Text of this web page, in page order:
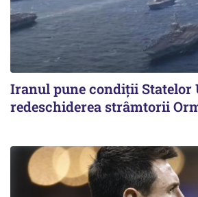
Iranul pune condiții Statelor
redeschiderea strâmtorii